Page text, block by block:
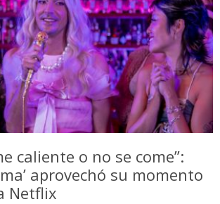
caliente o no se come”:
aprovechó su momento
Netflix